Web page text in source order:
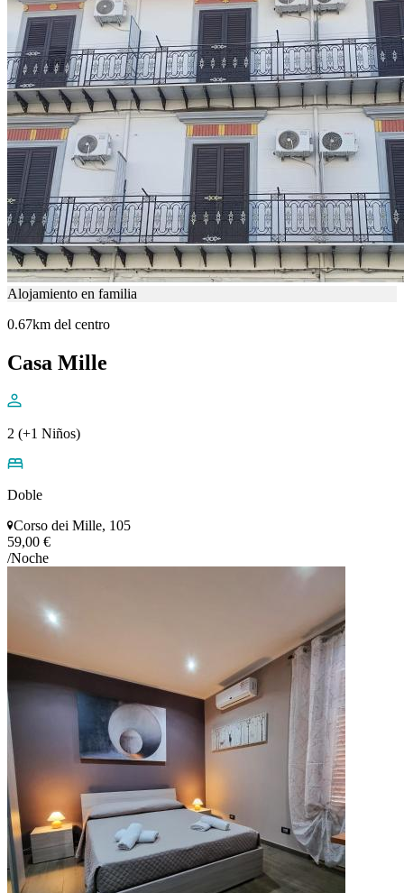
Alojamiento en familia
0.67km del centro
Casa Mille
2 (+1 Niños)
Doble
Corso dei Mille, 105
59,00 €
/Noche